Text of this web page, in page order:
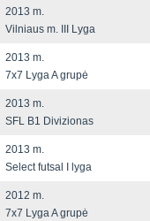
2013 m.
Vilniaus m. III Lyga
2013 m.
7x7 Lyga A grupė
2013 m.
SFL B1 Divizionas
2013 m.
Select futsal I lyga
2012 m.
7x7 Lyga A grupė